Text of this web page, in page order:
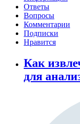
Ответы
Вопросы
Комментарии
Подписки
Нравится
Как
для